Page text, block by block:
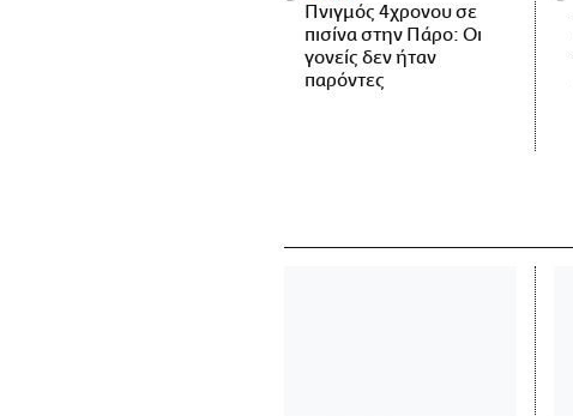
Πνιγμός 4χρονου σε
πισίνα στην Πάρο: Οι
γονείς δεν ήταν
παρόντες